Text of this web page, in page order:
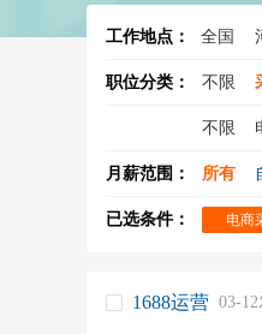
工作地点： 全国
职位分类： 不限
不限
mro采购
月薪范围： 所有
已选条件： 电商
1688运营 03-